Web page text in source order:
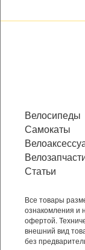
Велосипеды
Самокаты
Статьи
Все товары
ознакомления и
офертой.
внешний вид
без